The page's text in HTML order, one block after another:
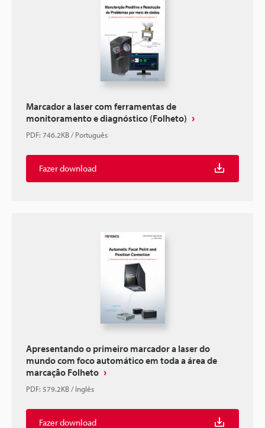
Marcador a laser com ferramentas de
monitoramento e diagnóstico (Folheto)
PDF: 746.2KB/Português
Fazer download
Apresentando o primeiro marcador a laser do
mundo com foco automático em toda a área de
marcação Folheto
PDF: 579.2KB/Inglês
Fazer download